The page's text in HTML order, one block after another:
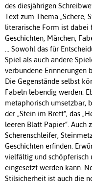
des diesjährigen
Text zum Thema „Schere,
literarische Form ist dabei
Geschichten, Märchen,
… Sowohl das für
Spiel als auch andere
verbundene Erinnerungen
Die Gegenstände selbst
Fabeln lebendig werden.
metaphorisch umsetzbar,
der „Stein im Brett“, das
leeren Blatt Papier“. Auch
Scherenschleifer,
Geschichten erfinden.
vielfältig und schöpferisch
eingesetzt werden kann.
Stilsicherheit ist auch die